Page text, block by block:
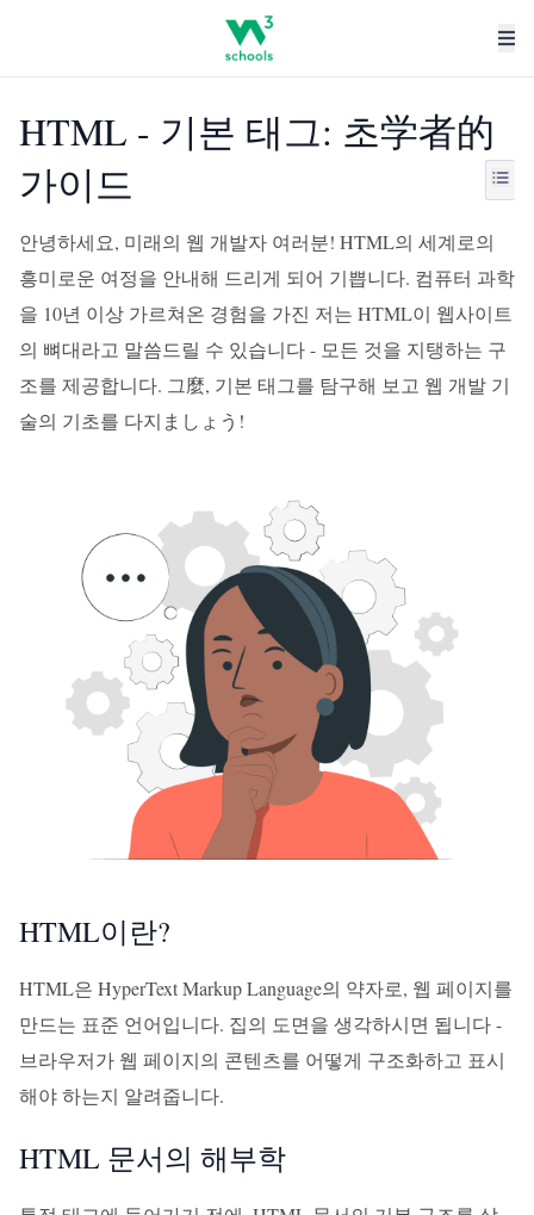
HTML - 기본 태그: 초学者的
가이드
안녕하세요, 미래의 웹 개발자 여러분! HTML의 세계로의
흥미로운 여정을 안내해 드리게 되어 기쁩니다. 컴퓨터 과학
을 10년 이상 가르쳐온 경험을 가진 저는 HTML이 웹사이트
의 뼈대라고 말씀드릴 수 있습니다 - 모든 것을 지탱하는 구
조를 제공합니다. 그麼, 기본 태그를 탐구해 보고 웹 개발 기
술의 기초를 다지ましょう!
HTML이란?
HTML은 HyperText Markup Language의 약자로, 웹 페이지를
만드는 표준 언어입니다. 집의 도면을 생각하시면 됩니다 -
브라우저가 웹 페이지의 콘텐츠를 어떻게 구조화하고 표시
해야 하는지 알려줍니다.
HTML 문서의 해부학